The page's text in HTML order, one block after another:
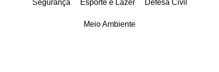
Segurança Esporte e Lazer Defesa Civil
Meio Ambiente